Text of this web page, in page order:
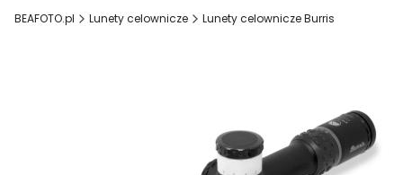
BEAFOTO.pl Lunety celownicze Lunety celownicze Burris